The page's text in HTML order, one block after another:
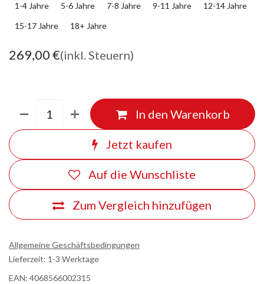
1-4 Jahre 5-6 Jahre 7-8 Jahre 9-11 Jahre
12-14 Jahre
15-17 Jahre
18+ Jahre
269,00€(inkl. Steuern)
In den Warenkorb
Jetzt kaufen
Zum Vergleich hinzufügen
Auf die Wunschliste
Allgemeine Geschäftsbedingungen
Lieferzeit: 1-3 Werktage
EAN: 4068566002315